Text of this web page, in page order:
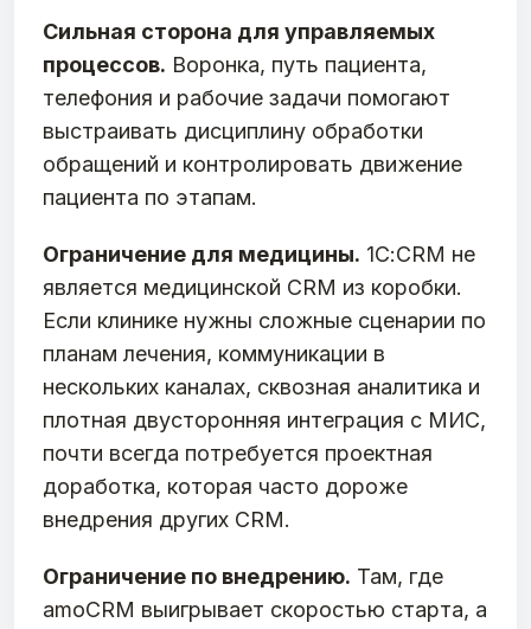
Сильная сторона для управляемых
процессов. Воронка, путь пациента,
телефония и рабочие задачи помогают
выстраивать дисциплину обработки
обращений и контролировать движение
пациента по этапам.
Ограничение для медицины. 1С:CRM не
является медицинской CRM из коробки.
Если клинике нужны сложные сценарии по
планам лечения, коммуникации в
нескольких каналах, сквозная аналитика и
плотная двусторонняя интеграция с МИС,
почти всегда потребуется проектная
доработка, которая часто дороже
внедрения других CRM.
Ограничение по внедрению. Там, где
amoCRM выигрывает скоростью старта, а